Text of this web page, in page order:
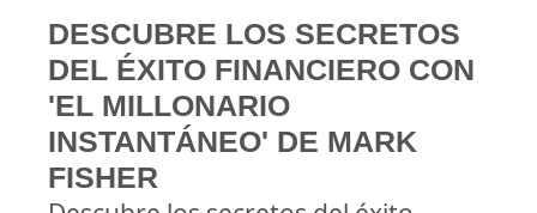
DESCUBRE LOS SECRETOS
DEL ÉXITO FINANCIERO CON
'EL MILLONARIO
INSTANTÁNEO' DE MARK
FISHER